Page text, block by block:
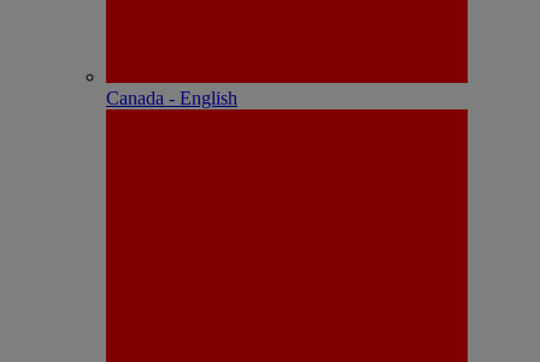
Canada - English